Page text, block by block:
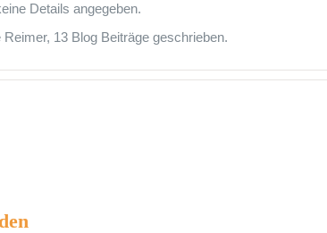
Details angegeben.
13 Blog Beiträge geschrieben.